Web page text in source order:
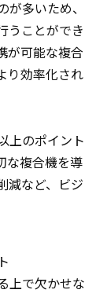
多いため、
うことができ
が可能な複合
り効率化され
上のポイント
な複合機を導
減など、ビジ
上で欠かせな